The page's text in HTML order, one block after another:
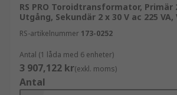
RS PRO Toroidtransformator, Primär
Utgång, Sekundär 2 x 30 V ac 225
RS-artikelnummer 173-0252
Antal (1 låda med 6 enheter)
3 907,122 kr(exkl. moms)
Antal